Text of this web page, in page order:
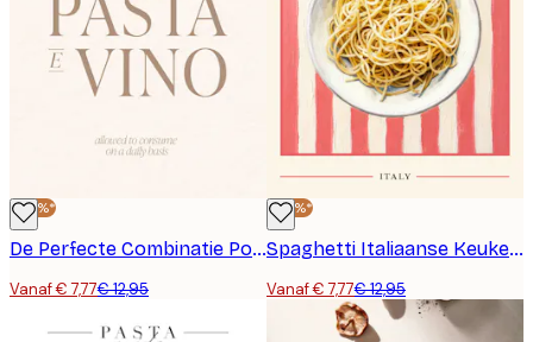
-40%*
De Perfecte Combinatie Poster
Vanaf € 7,77€ 12,95
-40%*
Spaghetti Italiaanse Keuken Poster
Vanaf € 7,77€ 12,95